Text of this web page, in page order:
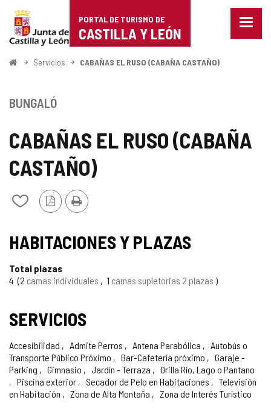
Portal
de
Turismo
Castilla
León
PORTAL DE TURISMO DE
CASTILLA Y LEÓN
Menu
InicioServicios CABAÑAS EL RUSO (CABAÑA CASTAÑO)
CABAÑAS EL RUSO (CABAÑA
CASTAÑO)
Añadir/quitar
cuadernos
Versión
PDF
Imprimir
TIPO
BUNGALÓ
HABITACIONES Y PLAZAS
Total plazas
4 2 camas individuales 1 camas supletorias 2 plazas
SERVICIOS
Accesibilidad Admite Perros Antena Parabólica
Autobús o
Transporte Público Próximo
Bar-Cafetería próximo
Garaje -
Parking
Gimnasio Jardín - Terraza
Orilla Río, Lago o Pantano
Piscina exterior
Secador de Pelo en Habitaciones
Televisión
en Habitación
Zona de Alta Montaña Zona de Interés Turístico